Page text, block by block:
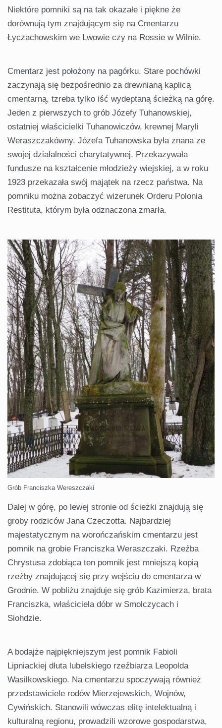
Niektóre pomniki są na tak okazałe i piękne że
dorównują tym znajdującym się na Cmentarzu
Łyczachowskim we Lwowie czy na Rossie w Wilnie.
Cmentarz jest położony na pagórku. Stare pochówki
zaczynają się bezpośrednio za drewnianą kaplicą
cmentarną, tzreba tylko iść wydeptaną ścieżką na górę.
Jeden z pierwszych to grób Józefy Tuhanowskiej,
ostatniej właścicielki Tuhanowiczów, krewnej Maryli
Weraszczakówny. Józefa Tuhanowska była znana ze
swojej działalności charytatywnej. Przekazywała
fundusze na kształcenie młodzieży wiejskiej, a w roku
1923 przekazała swój majątek na rzecz państwa. Na
pomniku można zobaczyć wizerunek Orderu Polonia
Restituta, którym była odznaczona zmarła.
Grób Franciszka Wereszczaki
Dalej w górę, po lewej stronie od ścieżki znajdują się
groby rodziców Jana Czeczotta. Najbardziej
majestatycznym na worończańskim cmentarzu jest
pomnik na grobie Franciszka Weraszczaki. Rzeźba
Chrystusa zdobiąca ten pomnik jest mniejszą kopią
rzeźby znajdującej się przy wejściu do cmentarza w
Grodnie. W pobliżu znajduje się grób Kazimierza, brata
Franciszka, właściciela dóbr w Smolczycach i
Siohdzie.
A bodajże najpiękniejszym jest pomnik Fabioli
Lipniackiej dłuta lubelskiego rzeźbiarza Leopolda
Wasilkowskiego. Na cmentarzu spoczywają również
przedstawiciele rodów Mierzejewskich, Wojnów,
Cywińskich. Stanowili wówczas elitę intelektualną i
kulturalną regionu, prowadzili wzorowe gospodarstwa,